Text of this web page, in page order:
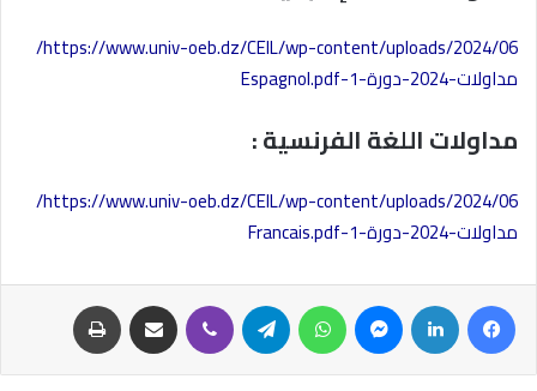
https://www.univ-oeb.dz/CEIL/wp-content/uploads/2024/06/
مداولات-2024-دورة-1-Espagnol.pdf
مداولات اللغة الفرنسية :
https://www.univ-oeb.dz/CEIL/wp-content/uploads/2024/06/
مداولات-2024-دورة-1-Francais.pdf